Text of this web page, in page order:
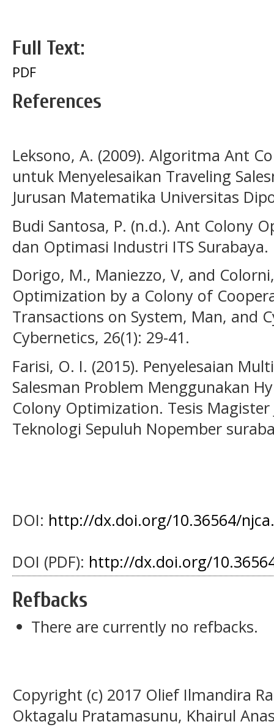
Full Text:
PDF
References
Leksono, A. (2009). Algoritma Ant
untuk Menyelesaikan Traveling
Jurusan Matematika Universitas
Budi Santosa, P. (n.d.). Ant Colony
dan Optimasi Industri ITS Surabaya.
Dorigo, M., Maniezzo, V, and
Optimization by a Colony of
Transactions on System, Man, and
Cybernetics, 26(1): 29-41.
Farisi, O. I. (2015). Penyelesaian
Salesman Problem Menggunakan
Colony Optimization. Tesis
Teknologi Sepuluh Nopember
DOI: http://dx.doi.org/10.36564/
DOI (PDF): http://dx.doi.org/
Refbacks
There are currently no refbacks.
Copyright (c) 2017 Olief Ilmandira
Oktagalu Pratamasunu, Khairul